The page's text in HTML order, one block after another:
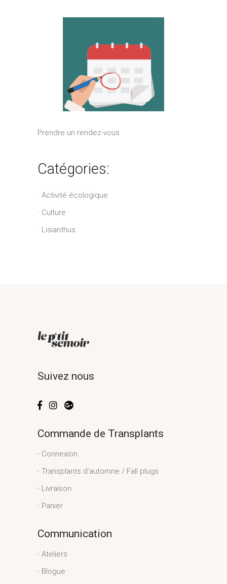
Prendre un rendez-vous
Catégories:
Activité écologique
Culture
Lisianthus
Suivez nous
Commande de Transplants
Connexion
Transplants d’automne / Fall plugs
Livraison
Panier
Communication
Ateliers
Blogue